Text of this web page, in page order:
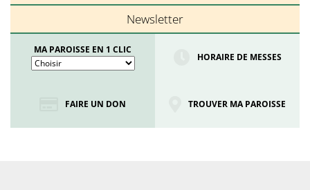
Newsletter
MA PAROISSE EN 1 CLIC
HORAIRE DE MESSES
FAIRE UN DON TROUVER MA PAROISSE